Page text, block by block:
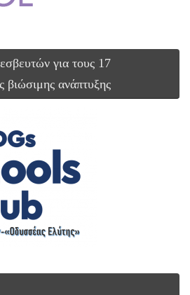
για τους 17
βιώσιμης ανάπτυξης